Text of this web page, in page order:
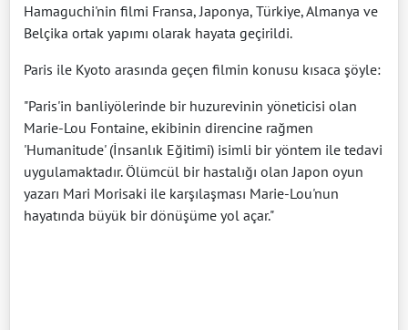
Hamaguchi'nin filmi Fransa, Japonya, Türkiye, Almanya ve
Belçika ortak yapımı olarak hayata geçirildi.
Paris ile Kyoto arasında geçen filmin konusu kısaca şöyle:
"Paris'in banliyölerinde bir huzurevinin yöneticisi olan
Marie-Lou Fontaine, ekibinin direncine rağmen
'Humanitude' (İnsanlık Eğitimi) isimli bir yöntem ile tedavi
uygulamaktadır. Ölümcül bir hastalığı olan Japon oyun
yazarı Mari Morisaki ile karşılaşması Marie-Lou'nun
hayatında büyük bir dönüşüme yol açar."